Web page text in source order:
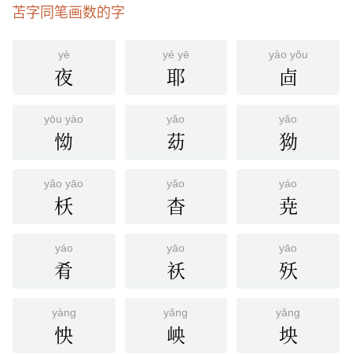
苫字同笔画数的字
yè
夜
yé yē
耶
yào yǒu
㔽
yōu yào
怮
yǎo
苭
yǎo
狕
yǎo yāo
枖
yǎo
杳
yáo
尭
yáo
肴
yāo
祅
yāo
殀
yàng
怏
yǎng
岟
yǎng
坱